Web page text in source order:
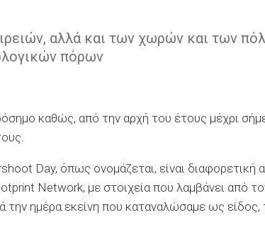
αλλά και των χωρών και των
πόρων
καθώς, από την αρχή του έτους μέχρι
Day, όπως ονομάζεται, είναι διαφορετική
Network, με στοιχεία που λαμβάνει από
την ημέρα εκείνη που καταναλώσαμε ως